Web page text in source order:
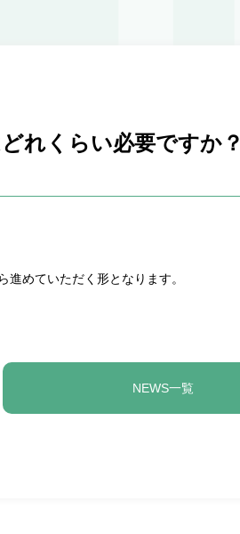
れくらい必要ですか？
めていただく形となります。
NEWS一覧